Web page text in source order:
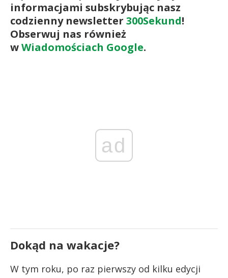
informacjami subskrybując nasz
codzienny newsletter 300Sekund!
Obserwuj nas również
wWiadomościach Google.
ad
Dokąd na wakacje?
W tym roku, po raz pierwszy od kilku edycji